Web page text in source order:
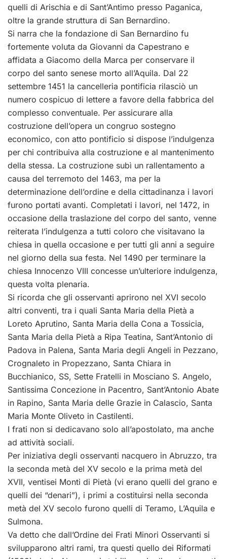
quelli di Arischia e di Sant’Antimo presso Paganica,
oltre la grande struttura di San Bernardino.
Si narra che la fondazione di San Bernardino fu
fortemente voluta da Giovanni da Capestrano e
affidata a Giacomo della Marca per conservare il
corpo del santo senese morto all’Aquila. Dal 22
settembre 1451 la cancelleria pontificia rilasciò un
numero cospicuo di lettere a favore della fabbrica del
complesso conventuale. Per assicurare alla
costruzione dell’opera un congruo sostegno
economico, con atto pontificio si dispose l’indulgenza
per chi contribuiva alla costruzione e al mantenimento
della stessa. La costruzione subì un rallentamento a
causa del terremoto del 1463, ma per la
determinazione dell’ordine e della cittadinanza i lavori
furono portati avanti. Completati i lavori, nel 1472, in
occasione della traslazione del corpo del santo, venne
reiterata l’indulgenza a tutti coloro che visitavano la
chiesa in quella occasione e per tutti gli anni a seguire
nel giorno della sua festa. Nel 1490 per terminare la
chiesa Innocenzo VIII concesse un’ulteriore indulgenza,
questa volta plenaria.
Si ricorda che gli osservanti aprirono nel XVI secolo
altri conventi, tra i quali Santa Maria della Pietà a
Loreto Aprutino, Santa Maria della Cona a Tossicia,
Santa Maria della Pietà a Ripa Teatina, Sant’Antonio di
Padova in Palena, Santa Maria degli Angeli in Pezzano,
Crognaleto in Propezzano, Santa Chiara in
Bucchianico, SS, Sette Fratelli in Mosciano S. Angelo,
Santissima Concezione in Pacentro, Sant’Antonio Abate
in Rapino, Santa Maria delle Grazie in Calascio, Santa
Maria Monte Oliveto in Castilenti.
I frati non si dedicavano solo all’apostolato, ma anche
ad attività sociali.
Per iniziativa degli osservanti nacquero in Abruzzo, tra
la seconda metà del XV secolo e la prima metà del
XVII, ventisei Monti di Pietà (vi erano quelli del grano e
quelli dei “denari”), i primi a costituirsi nella seconda
metà del XV secolo furono quelli di Teramo, L’Aquila e
Sulmona.
Va detto che dall’Ordine dei Frati Minori Osservanti si
svilupparono altri rami, tra questi quello dei Riformati